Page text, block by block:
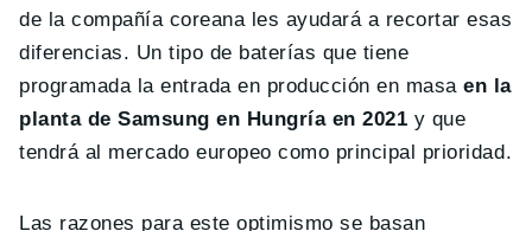
de la compañía coreana les ayudará a recortar esas
diferencias. Un tipo de baterías que tiene
programada la entrada en producción en masaen la
planta de Samsung en Hungría en 2021 y que
tendrá al mercado europeo como principal prioridad.
Las razones para este optimismo se basan